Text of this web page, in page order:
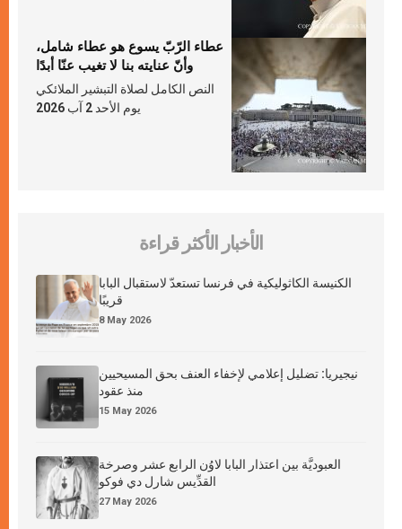
عطاء الرّبّ يسوع هو عطاء شامل،
وأنّ عنايته بنا لا تغيب عنّا أبدًا
النص الكامل لصلاة التبشير الملائكي
يوم الأحد 2 آب 2026
الأخبار الأكثر قراءة
الكنيسة الكاثوليكية في فرنسا تستعدّ لاستقبال البابا
قريبًا
8 May 2026
نيجيريا: تضليل إعلامي لإخفاء العنف بحق المسيحيين
منذ عقود
15 May 2026
العبوديَّة بين اعتذار البابا لاوُن الرابع عشر وصرخة
القدِّيس شارل دي فوكو
27 May 2026